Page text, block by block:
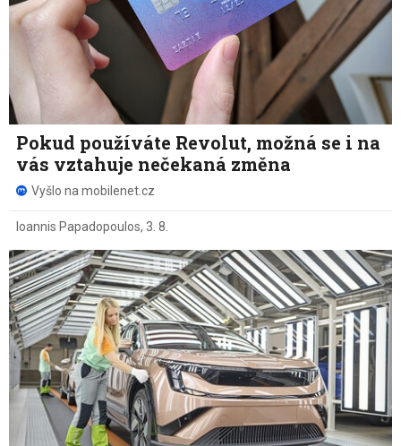
Pokud používáte Revolut, možná se i na
vás vztahuje nečekaná změna
Vyšlo na mobilenet.cz
Ioannis Papadopoulos, 3. 8.